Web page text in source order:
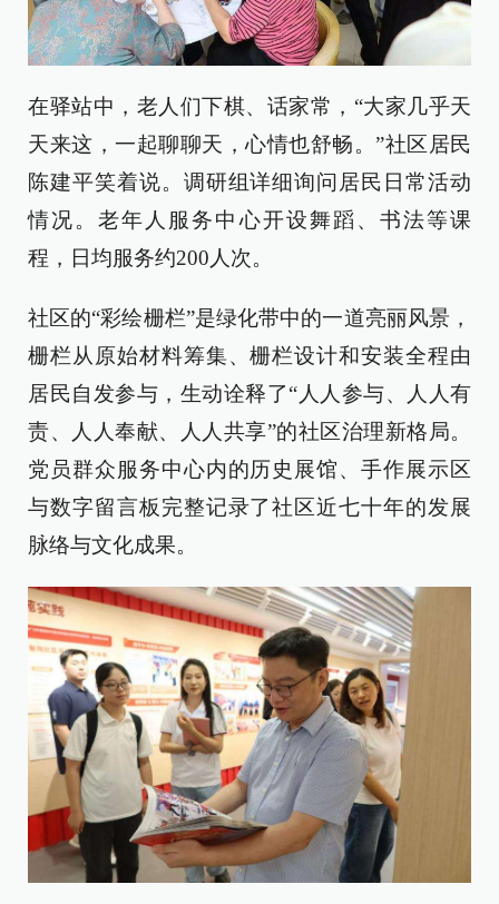
在驿站中，老人们下棋、话家常，“大家几乎天
天来这，一起聊聊天，心情也舒畅。”社区居民
陈建平笑着说。调研组详细询问居民日常活动
情况。老年人服务中心开设舞蹈、书法等课
程，日均服务约200人次。
社区的“彩绘栅栏”是绿化带中的一道亮丽风景，
栅栏从原始材料筹集、栅栏设计和安装全程由
居民自发参与，生动诠释了“人人参与、人人有
责、人人奉献、人人共享”的社区治理新格局。
党员群众服务中心内的历史展馆、手作展示区
与数字留言板完整记录了社区近七十年的发展
脉络与文化成果。